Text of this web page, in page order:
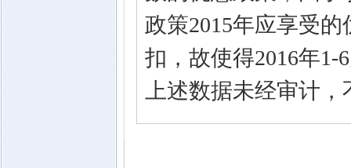
政策2015年应享受
扣，故使得2016年
上述数据未经审计